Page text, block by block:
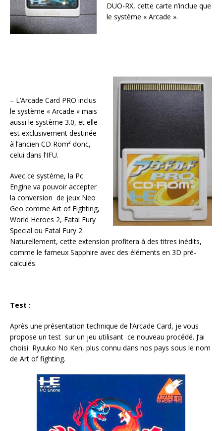
DUO-RX, cette carte n’inclue que
le système « Arcade ».
– L’Arcade Card PRO inclus
le système « Arcade » mais
aussi le système 3.0, et elle
est exclusivement destinée
à l’ancien CD Rom² donc,
celui dans l’IFU.
Avec ce système, la Pc
Engine va pouvoir accepter
la conversion de jeux Neo
Geo comme Art of Fighting,
World Heroes 2, Fatal Fury
Special ou Fatal Fury 2.
Naturellement, cette extension profitera à des titres inédits,
comme le fameux Sapphire avec des éléments en 3D pré-
calculés.
Test :
Après une présentation technique de l’Arcade Card, je vous
propose un test sur un jeu utilisant ce nouveau procédé. J’ai
choisi Ryuuko No Ken, plus connu dans nos pays sous le nom
de Art of fighting.